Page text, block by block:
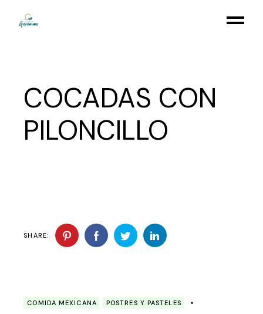
COCADAS CON
PILONCILLO
SHARE:
COMIDA MEXICANA POSTRES Y PASTELES